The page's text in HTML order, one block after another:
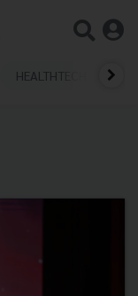
HEALTHTECH